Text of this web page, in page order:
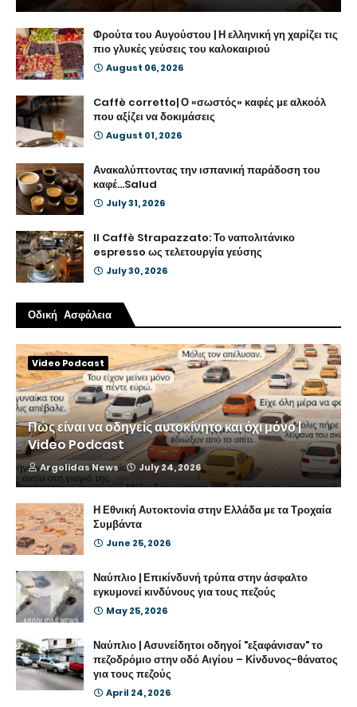
Φρούτα του Αυγούστου | Η ελληνική γη χαρίζει τις
πιο γλυκές γεύσεις του καλοκαιριού
August 06, 2026
Caffè corretto| Ο «σωστός» καφές με αλκοόλ
που αξίζει να δοκιμάσεις
August 01, 2026
Ανακαλύπτοντας την ισπανική παράδοση του
καφέ...Salud
July 31, 2026
Il Caffè Strapazzato: Το ναπολιτάνικο
espresso ως τελετουργία γεύσης
July 30, 2026
Οδική Ασφάλεια
Video Podcast
Πώς είναι να οδηγείς αυτοκίνητο και όχι μόνο |
Video Podcast
Argolidas News July 24, 2026
Η Εθνική Αυτοκτονία στην Ελλάδα με τα Τροχαία
Συμβάντα
June 25, 2026
Ναύπλιο | Επικίνδυνή τρύπα στην άσφαλτο
εγκυμονεί κινδύνους για τους πεζούς
May 25, 2026
Ναύπλιο | Ασυνείδητοι οδηγοί "εξαφάνισαν" το
πεζοδρόμιο στην οδό Αιγίου – Κίνδυνος-θάνατος
για τους πεζούς
April 24, 2026